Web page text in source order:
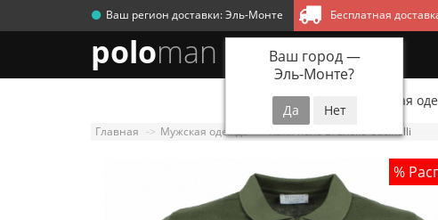
Ваш регион доставки:Эль-Монте
Ваш город —
Эль-Монте?
Бесплатная
poloman
Новинки Мужская
Главная Мужская одежда Хаки поло Brunello Cucinelli
%